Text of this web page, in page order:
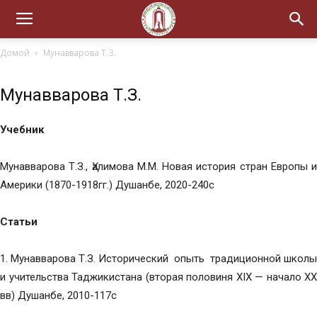
Домой Мунавварова Т.З.
Мунавварова Т.З.
Учебник
Мунавварова Т.З., Ҳалимова М.М. Новая история стран Европы и
Америки (1870-1918гг.) Душанбе, 2020-240с
Статьи
1. Мунавварова Т.З. Исторический опыть традиционной школы
и учительства Таджикистана (вторая половиня XIХ — начало ХХ
вв) Душанбе, 2010-117с